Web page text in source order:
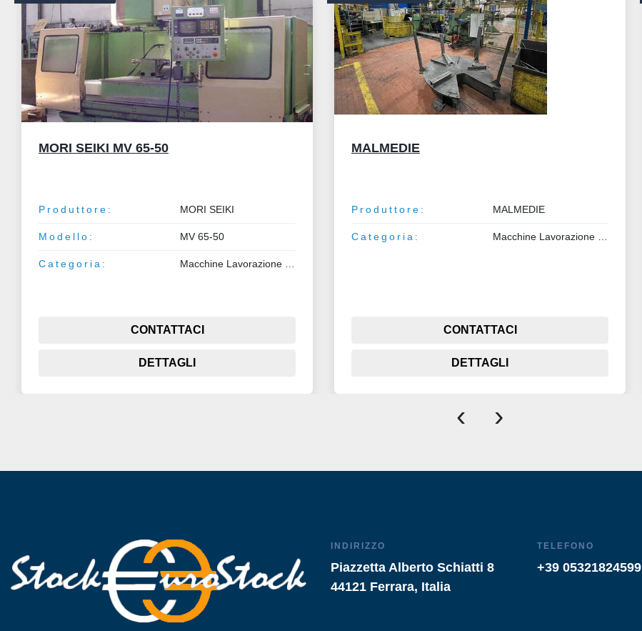
MALMEDIE
Produttore: MALMEDIE
Categoria:
CONTATTACI
DETTAGLI
Prima Power BCE4
Produttore: Prima Power
Modello: BCE4
CONTATTACI
DETTAGLI
‹ ›
INDIRIZZO
Piazzetta Alberto Schiatti 8
44121 Ferrara, Italia
TELEFONO
+39 05321824599